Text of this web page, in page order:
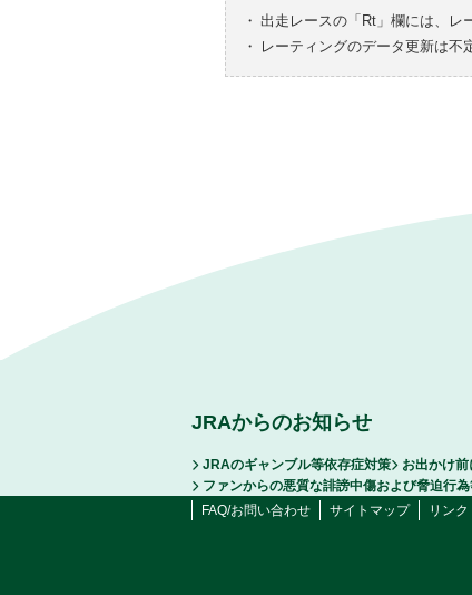
・ 出走レースの「Rt」欄には、レ
・
レーティングのデータ更新は不
JRAからのお知らせ
JRAのギャンブル等依存症対策 お出かけ
ファンからの悪質な誹謗中傷および脅迫行
FAQ/お問い合わせ
サイトマップ リンク